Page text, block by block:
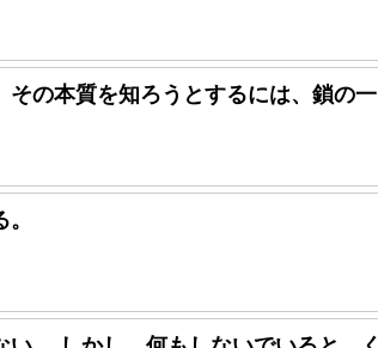
の本質を知ろうとするには、鎖の一